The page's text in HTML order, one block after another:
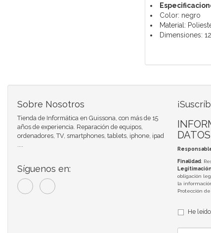
Color: negro
Material:
Dimensiones:
Sobre Nosotros
Tienda de Informática en Guissona, con más de 15
años de experiencia. Reparación de equipos,
ordenadores, TV, smartphones, tablets, iphone, ipad
....
Síguenos en:
DATOS
Finalidad:
Legitimación
obligación
la
Protección
He